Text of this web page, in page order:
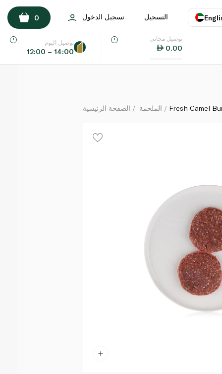
اللغة
التسجيل تسجيل الدخول 0
توصيل مجاني
0.00
توصيل اليوم
12:00 – 14:00
كيلوغرام
الصفحة الرئيسية الملحمة Fresh Camel